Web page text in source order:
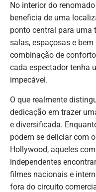
No interior do
beneficia de uma
ponto central para uma
salas, espaçosas e
combinação de
cada espectador tenha
impecável.
O que realmente
dedicação em trazer
e diversificada.
podem se deliciar com
Hollywood, aqueles
independentes
filmes nacionais e
fora do circuito